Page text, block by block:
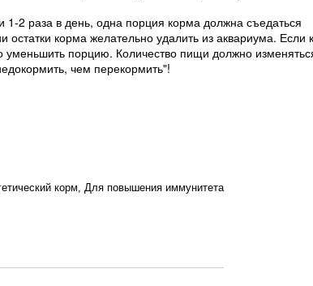
2 раза в день, одна порция корма должна съедаться
корма желательно удалить из аквариума. Если
порцию. Количество пищи должно
чем перекормить"!
корм, Для повышения иммунитета